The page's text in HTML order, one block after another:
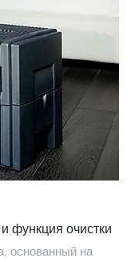
функция очистки
основанный на